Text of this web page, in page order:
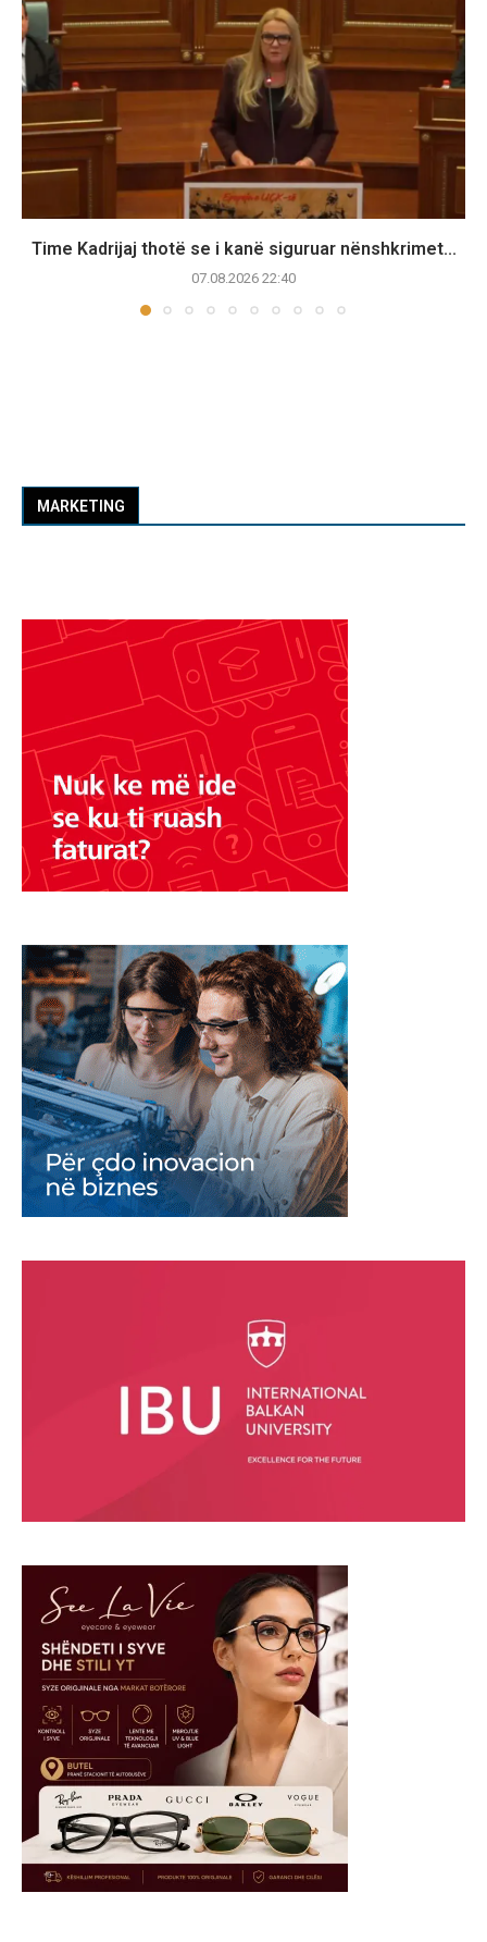
Time Kadrijaj thotë se i kanë siguruar nënshkrimet...
07.08.2026 22:40
MARKETING